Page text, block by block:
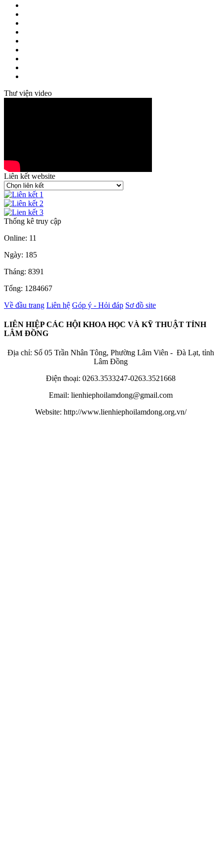
Thư viện video
Liên kết website
Thống kê truy cập
Online: 11
Ngày: 185
Tháng: 8391
Tổng: 1284667
Về đầu trang Liên hệ Góp ý - Hỏi đáp Sơ đồ site
LIÊN HIỆP CÁC HỘI KHOA HỌC VÀ KỸ THUẬT TỈNH
LÂM ĐỒNG
Địa chỉ: Số 05 Trần Nhân Tông, Phường Lâm Viên - Đà Lạt, tỉnh
Lâm Đồng
Điện thoại: 0263.3533247-0263.3521668
Email: lienhiephoilamdong@gmail.com
Website: http://www.lienhiephoilamdong.org.vn/